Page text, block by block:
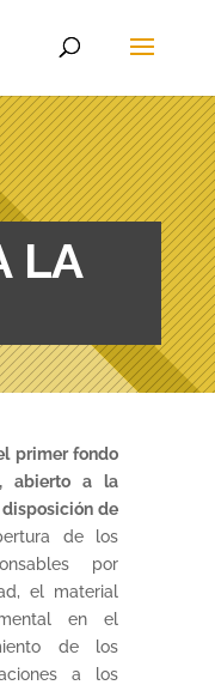
LA
primer fondo
abierto a la
de
de los
por
el material
en el
de los
a los